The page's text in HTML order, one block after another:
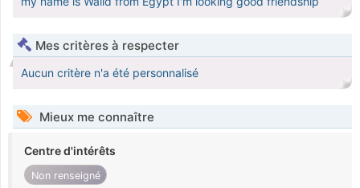
Mes critères à respecter
Aucun critère n'a été personnalisé
Mieux me connaître
Centre d'intérêts
Non renseigné